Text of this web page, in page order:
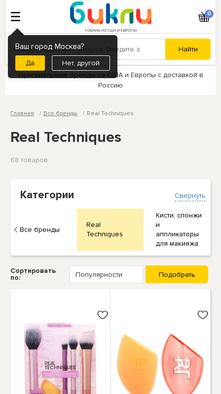
Ваш город Москва?
Нет, другой
0
Оригинальные бренды из США и Европы с доставкой в
Россию
Главная Все бренды Real Techniques
Real Techniques
68 товаров
Свернуть
Категории
Все бренды
Real
Techniques
Кисти, спонжи
и
аппликаторы
для макияжа
Сортировать
по: